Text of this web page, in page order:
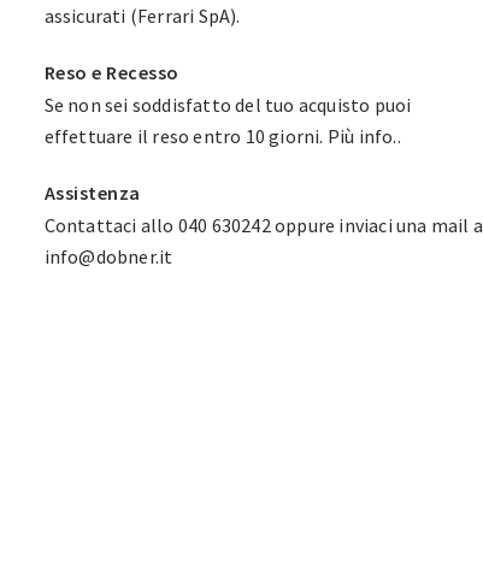
assicurati (Ferrari SpA).
Reso e Recesso
Se non sei soddisfatto del tuo acquisto puoi
effettuare il reso entro 10 giorni. Più info..
Assistenza
Contattaci allo 040 630242 oppure inviaci una mail a
info@dobner.it